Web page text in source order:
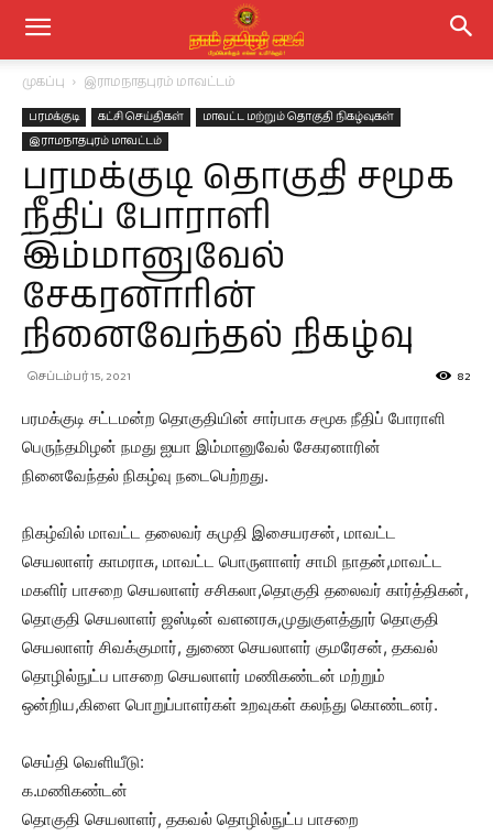
முகப்பு இராமநாதபுரம் மாவட்டம்
பரமக்குடி கட்சி செய்திகள்
மாவட்ட மற்றும் தொகுதி நிகழ்வுகள்
இராமநாதபுரம் மாவட்டம்
பரமக்குடி தொகுதி சமூக
நீதிப் போராளி
இம்மானுவேல்
சேகரனாரின்
நினைவேந்தல் நிகழ்வு
செப்டம்பர் 15, 2021 82
பரமக்குடி சட்டமன்ற தொகுதியின் சார்பாக சமூக நீதிப் போராளி
பெருந்தமிழன் நமது ஐயா இம்மானுவேல் சேகரனாரின்
நினைவேந்தல் நிகழ்வு நடைபெற்றது.
நிகழ்வில் மாவட்ட தலைவர் கமுதி இசையரசன், மாவட்ட
செயலாளர் காமராசு, மாவட்ட பொருளாளர் சாமி நாதன்,மாவட்ட
மகளிர் பாசறை செயலாளர் சசிகலா,தொகுதி தலைவர் கார்த்திகன்,
தொகுதி செயலாளர் ஜஸ்டின் வளனரசு,முதுகுளத்தூர் தொகுதி
செயலாளர் சிவக்குமார், துணை செயலாளர் குமரேசன், தகவல்
தொழில்நுட்ப பாசறை செயலாளர் மணிகண்டன் மற்றும்
ஒன்றிய,கிளை பொறுப்பாளர்கள் உறவுகள் கலந்து கொண்டனர்.
செய்தி வெளியீடு:
க.மணிகண்டன்
தொகுதி செயலாளர், தகவல் தொழில்நுட்ப பாசறை